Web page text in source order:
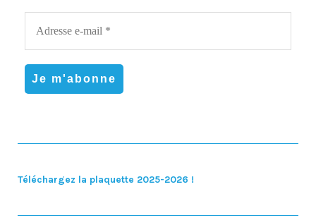
Téléchargez la plaquette 2025-2026 !